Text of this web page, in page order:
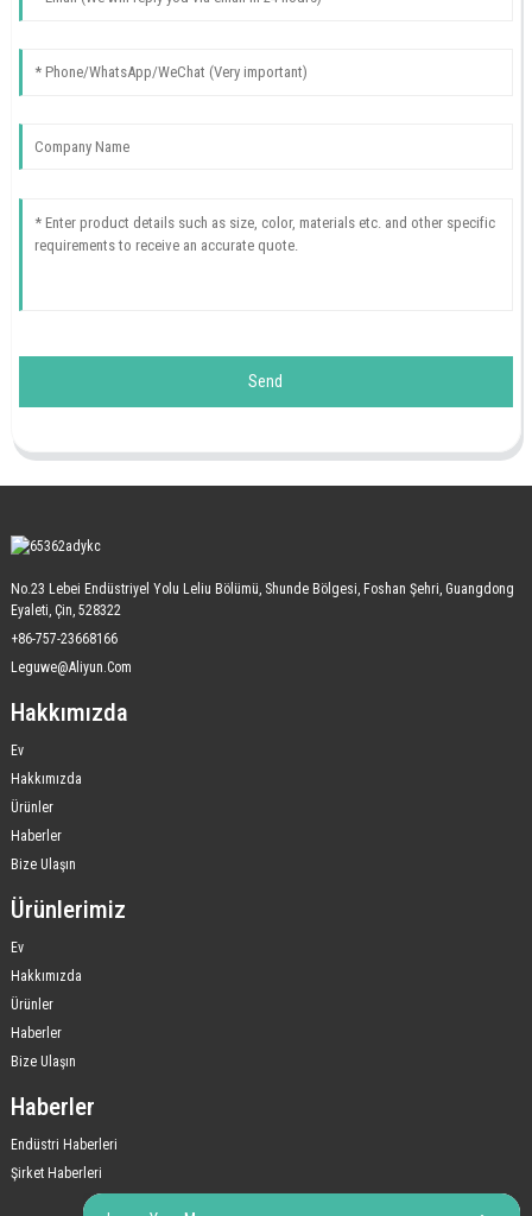
Send
No.23 Lebei Endüstriyel Yolu Leliu Bölümü, Shunde Bölgesi, Foshan Şehri, Guangdong
Eyaleti, Çin, 528322
+86-757-23668166
Leguwe@aliyun.com
Hakkımızda
Ev
Hakkımızda
Ürünler
Haberler
Bize Ulaşın
Ürünlerimiz
Ev
Hakkımızda
Ürünler
Haberler
Bize Ulaşın
Haberler
Endüstri Haberleri
Şirket Haberleri